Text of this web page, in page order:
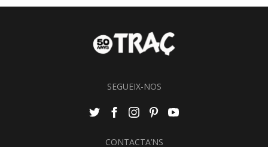
SEGUEIX-NOS
CONTACTA’NS